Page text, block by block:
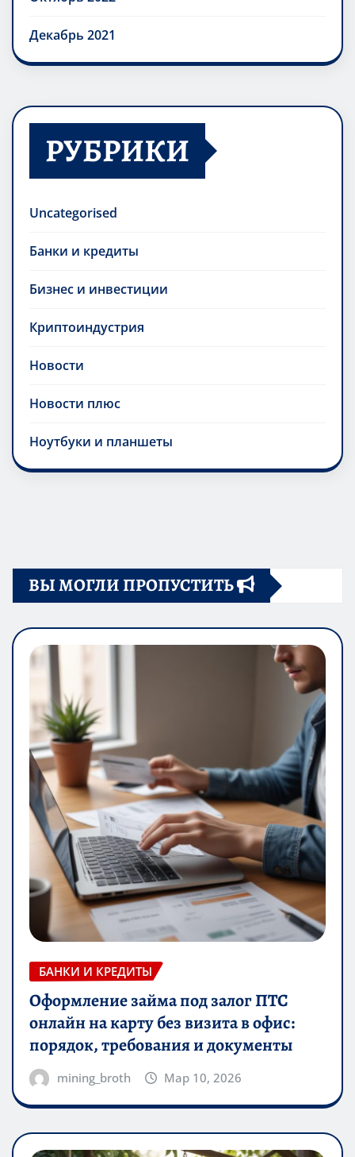
Декабрь 2021
РУБРИКИ
Uncategorised
Банки и кредиты
Бизнес и инвестиции
Криптоиндустрия
Новости
Новости плюс
Ноутбуки и планшеты
ВЫ МОГЛИ ПРОПУСТИТЬ
БАНКИ И КРЕДИТЫ
Оформление займа под залог ПТС
онлайн на карту без визита в офис:
порядок, требования и документы
mining_broth Мар 10, 2026